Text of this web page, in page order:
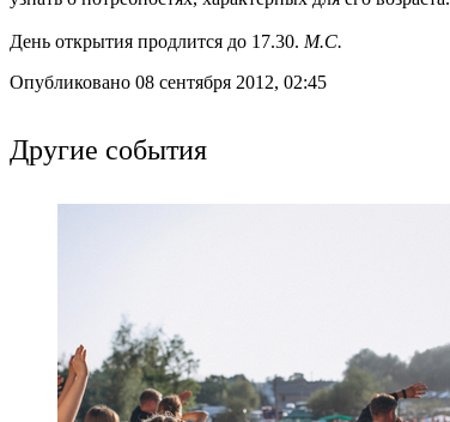
День открытия продлится до 17.30. М.С.
Опубликовано 08 сентября 2012, 02:45
Другие события